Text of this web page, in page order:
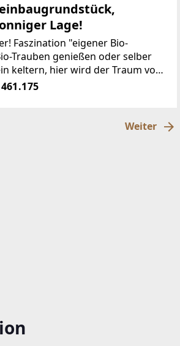
Lage!
Faszination "eigener Bio-
Trauben genießen oder selber
keltern, hier wird der Traum vom
Wirklichkeit!Verkauft wird ein
(BIO Boden) mit
Weiter